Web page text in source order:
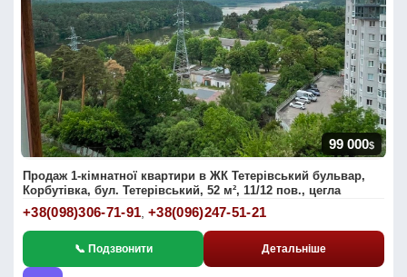
99 000$
Продаж 1-кімнатної квартири в ЖК Тетерівський бульвар,
Корбутівка, бул. Тетерівський, 52 м², 11/12 пов., цегла
+38(098)306-71-91 ,+38(096)247-51-21
📞 Подзвонити Детальніше